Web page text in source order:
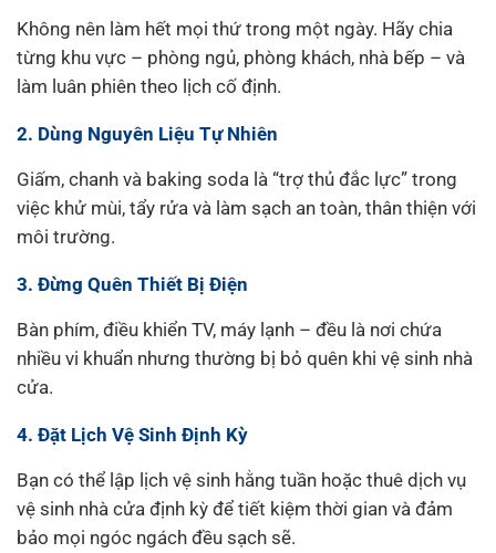
Không nên làm hết mọi thứ trong một ngày. Hãy chia
từng khu vực – phòng ngủ, phòng khách, nhà bếp – và
làm luân phiên theo lịch cố định.
2. Dùng Nguyên Liệu Tự Nhiên
Giấm, chanh và baking soda là “trợ thủ đắc lực” trong
việc khử mùi, tẩy rửa và làm sạch an toàn, thân thiện với
môi trường.
3. Đừng Quên Thiết Bị Điện
Bàn phím, điều khiển TV, máy lạnh – đều là nơi chứa
nhiều vi khuẩn nhưng thường bị bỏ quên khi vệ sinh nhà
cửa.
4. Đặt Lịch Vệ Sinh Định Kỳ
Bạn có thể lập lịch vệ sinh hằng tuần hoặc thuê dịch vụ
vệ sinh nhà cửa định kỳ để tiết kiệm thời gian và đảm
bảo mọi ngóc ngách đều sạch sẽ.